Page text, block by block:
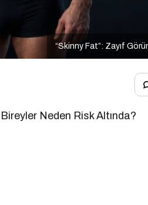
“Skinny Fat”: Zayıf
Neden Risk Altında?